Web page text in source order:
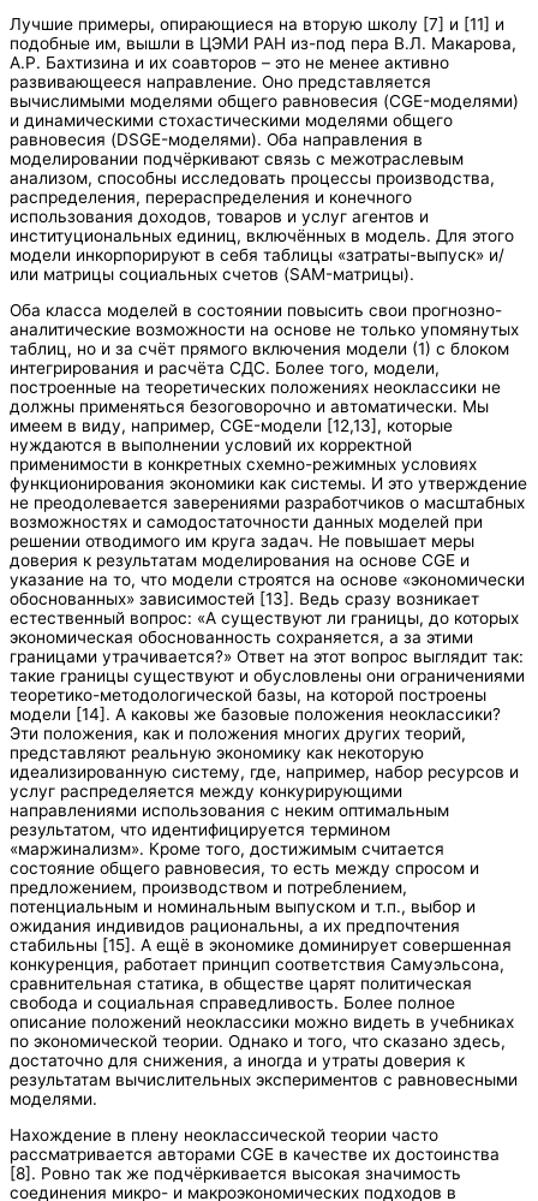
Лучшие примеры, опирающиеся на вторую школу [7] и [11] и
подобные им, вышли в ЦЭМИ РАН из-под пера В.Л. Макарова,
А.Р. Бахтизина и их соавторов – это не менее активно
развивающееся направление. Оно представляется
вычислимыми моделями общего равновесия (CGE-моделями)
и динамическими стохастическими моделями общего
равновесия (DSGE-моделями). Оба направления в
моделировании подчёркивают связь с межотраслевым
анализом, способны исследовать процессы производства,
распределения, перераспределения и конечного
использования доходов, товаров и услуг агентов и
институциональных единиц, включённых в модель. Для этого
модели инкорпорируют в себя таблицы «затраты-выпуск» и/
или матрицы социальных счетов (SAM-матрицы).
Оба класса моделей в состоянии повысить свои прогнозно-
аналитические возможности на основе не только упомянутых
таблиц, но и за счёт прямого включения модели (1) с блоком
интегрирования и расчёта СДС. Более того, модели,
построенные на теоретических положениях неоклассики не
должны применяться безоговорочно и автоматически. Мы
имеем в виду, например, CGE-модели [12,13], которые
нуждаются в выполнении условий их корректной
применимости в конкретных схемно-режимных условиях
функционирования экономики как системы. И это утверждение
не преодолевается заверениями разработчиков о масштабных
возможностях и самодостаточности данных моделей при
решении отводимого им круга задач. Не повышает меры
доверия к результатам моделирования на основе CGE и
указание на то, что модели строятся на основе «экономически
обоснованных» зависимостей [13]. Ведь сразу возникает
естественный вопрос: «А существуют ли границы, до которых
экономическая обоснованность сохраняется, а за этими
границами утрачивается?» Ответ на этот вопрос выглядит так:
такие границы существуют и обусловлены они ограничениями
теоретико-методологической базы, на которой построены
модели [14]. А каковы же базовые положения неоклассики?
Эти положения, как и положения многих других теорий,
представляют реальную экономику как некоторую
идеализированную систему, где, например, набор ресурсов и
услуг распределяется между конкурирующими
направлениями использования с неким оптимальным
результатом, что идентифицируется термином
«маржинализм». Кроме того, достижимым считается
состояние общего равновесия, то есть между спросом и
предложением, производством и потреблением,
потенциальным и номинальным выпуском и т.п., выбор и
ожидания индивидов рациональны, а их предпочтения
стабильны [15]. А ещё в экономике доминирует совершенная
конкуренция, работает принцип соответствия Самуэльсона,
сравнительная статика, в обществе царят политическая
свобода и социальная справедливость. Более полное
описание положений неоклассики можно видеть в учебниках
по экономической теории. Однако и того, что сказано здесь,
достаточно для снижения, а иногда и утраты доверия к
результатам вычислительных экспериментов с равновесными
моделями.
Нахождение в плену неоклассической теории часто
рассматривается авторами CGE в качестве их достоинства
[8]. Ровно так же подчёркивается высокая значимость
соединения микро- и макроэкономических подходов в